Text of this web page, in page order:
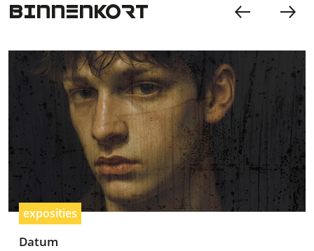
BINNENKORT
exposities
Datum